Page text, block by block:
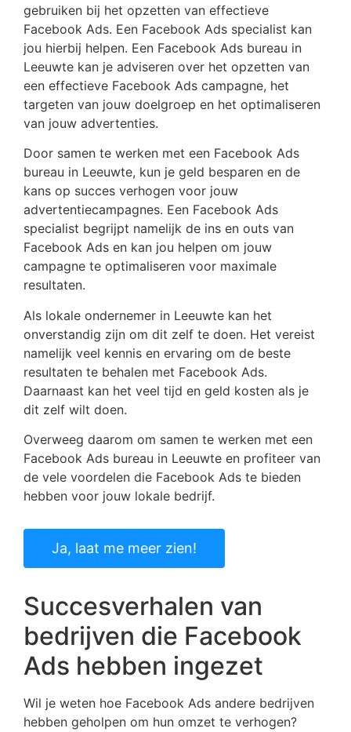
gebruiken bij het opzetten van effectieve
Facebook Ads. Een Facebook Ads specialist kan
jou hierbij helpen. Een Facebook Ads bureau in
Leeuwte kan je adviseren over het opzetten van
een effectieve Facebook Ads campagne, het
targeten van jouw doelgroep en het optimaliseren
van jouw advertenties.
Door samen te werken met een Facebook Ads
bureau in Leeuwte, kun je geld besparen en de
kans op succes verhogen voor jouw
advertentiecampagnes. Een Facebook Ads
specialist begrijpt namelijk de ins en outs van
Facebook Ads en kan jou helpen om jouw
campagne te optimaliseren voor maximale
resultaten.
Als lokale ondernemer in Leeuwte kan het
onverstandig zijn om dit zelf te doen. Het vereist
namelijk veel kennis en ervaring om de beste
resultaten te behalen met Facebook Ads.
Daarnaast kan het veel tijd en geld kosten als je
dit zelf wilt doen.
Overweeg daarom om samen te werken met een
Facebook Ads bureau in Leeuwte en profiteer van
de vele voordelen die Facebook Ads te bieden
hebben voor jouw lokale bedrijf.
Ja, laat me meer zien!
Succesverhalen van
bedrijven die Facebook
Ads hebben ingezet
Wil je weten hoe Facebook Ads andere bedrijven
hebben geholpen om hun omzet te verhogen?